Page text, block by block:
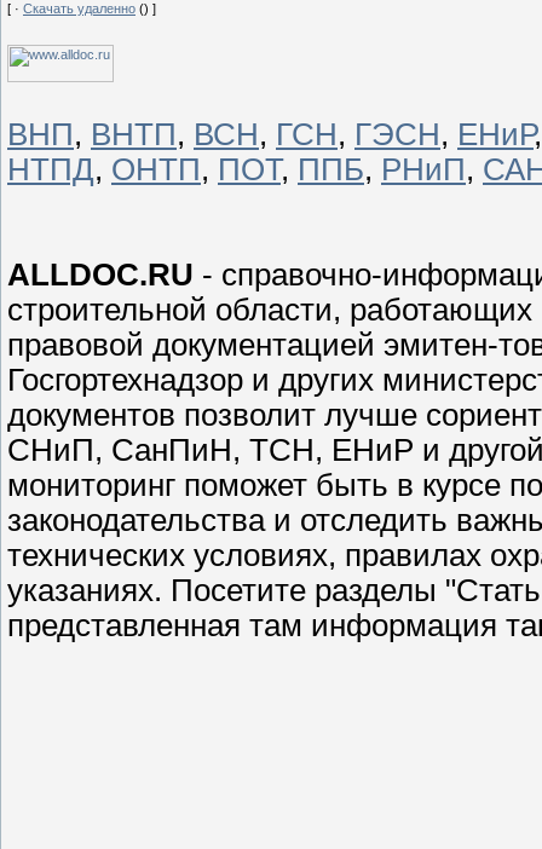
[ · Скачать удаленно () ]
ВНП, ВНТП, ВСН, ГСН, ГЭСН, ЕНиР
НТПД, ОНТП, ПОТ, ППБ, РНиП,
ALLDOC.RU - справочно-
строительной области,
правовой документацией эмитен-
Госгортехнадзор и других
документов позволит лучше
СНиП, СанПиН, ТСН, ЕНиР и другой
мониторинг поможет быть в курсе
законодательства и отследить
технических условиях, правилах
указаниях. Посетите разделы
представленная там информация